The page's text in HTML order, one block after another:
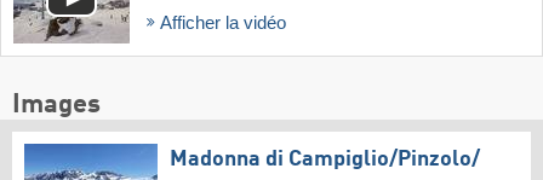
Afficher la vidéo
Images
Madonna di Campiglio/​Pinzolo/​